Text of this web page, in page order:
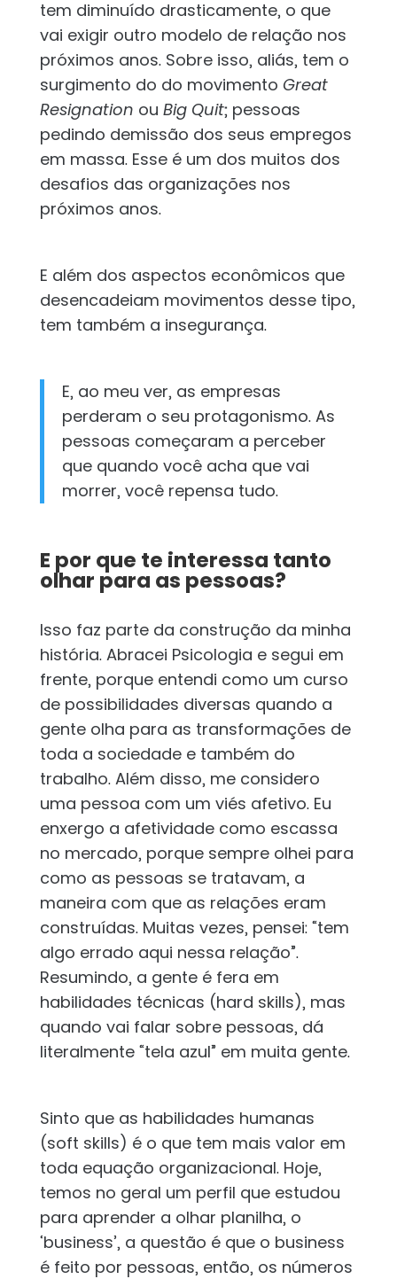
tem diminuído drasticamente, o que
vai exigir outro modelo de relação nos
próximos anos. Sobre isso, aliás, tem o
surgimento do do movimento Great
Resignation ou Big Quit; pessoas
pedindo demissão dos seus empregos
em massa. Esse é um dos muitos dos
desafios das organizações nos
próximos anos.
E além dos aspectos econômicos que
desencadeiam movimentos desse tipo,
tem também a insegurança.
E, ao meu ver, as empresas
perderam o seu protagonismo. As
pessoas começaram a perceber
que quando você acha que vai
morrer, você repensa tudo.
E por que te interessa tanto
olhar para as pessoas?
Isso faz parte da construção da minha
história. Abracei Psicologia e segui em
frente, porque entendi como um curso
de possibilidades diversas quando a
gente olha para as transformações de
toda a sociedade e também do
trabalho. Além disso, me considero
uma pessoa com um viés afetivo. Eu
enxergo a afetividade como escassa
no mercado, porque sempre olhei para
como as pessoas se tratavam, a
maneira com que as relações eram
construídas. Muitas vezes, pensei: “tem
algo errado aqui nessa relação”.
Resumindo, a gente é fera em
habilidades técnicas (hard skills), mas
quando vai falar sobre pessoas, dá
literalmente “tela azul” em muita gente.
Sinto que as habilidades humanas
(soft skills) é o que tem mais valor em
toda equação organizacional. Hoje,
temos no geral um perfil que estudou
para aprender a olhar planilha, o
‘business’, a questão é que o business
é feito por pessoas, então, os números